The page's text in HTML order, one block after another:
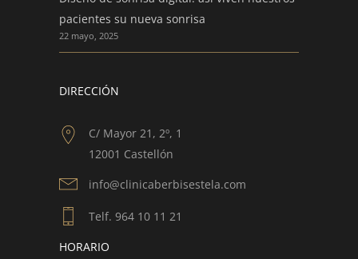
pacientes su nueva sonrisa
22 mayo, 2025
DIRECCIÓN
C/ Mayor 21, 2º, 1
12001 Castellón
info@clinicaberbisestela.com
Telf. 964 10 11 21
HORARIO